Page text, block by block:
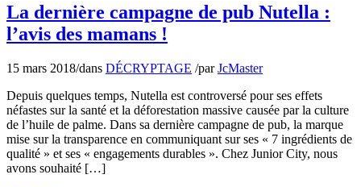
La dernière campagne de pub Nutella :
l’avis des mamans !
15 mars 2018/dans DÉCRYPTAGE /parJcMaster
Depuis quelques temps, Nutella est controversé pour ses effets
néfastes sur la santé et la déforestation massive causée par la culture
de l’huile de palme. Dans sa dernière campagne de pub, la marque
mise sur la transparence en communiquant sur ses « 7 ingrédients de
qualité » et ses « engagements durables ». Chez Junior City, nous
avons souhaité […]